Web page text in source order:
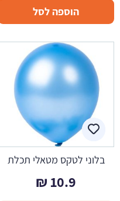
הוספה לסל
בלוני לטקס מטאלי תכלת
10.9
₪